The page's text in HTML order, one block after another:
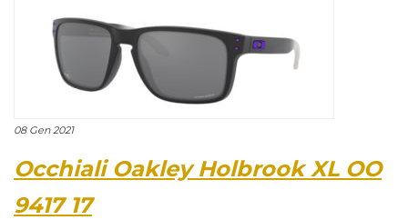
08 Gen 2021
Occhiali Oakley Holbrook XL OO
9417 17